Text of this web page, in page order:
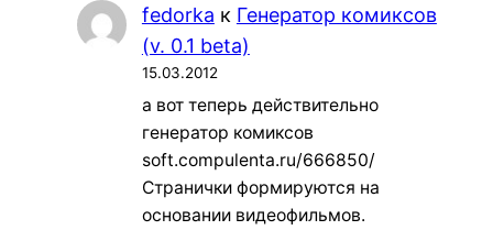
fedorka к Генератор комиксов
(v. 0.1 beta)
15.03.2012
а вот теперь действительно
генератор комиксов
soft.compulenta.ru/666850/
Странички формируются на
основании видеофильмов.